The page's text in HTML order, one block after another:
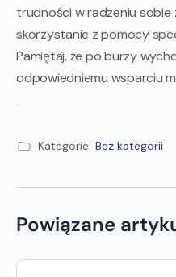
trudności w radzeniu
skorzystanie z pomocy
Pamiętaj, że po burzy
odpowiedniemu wsparciu
Kategorie: Bez kategorii
Powiązane